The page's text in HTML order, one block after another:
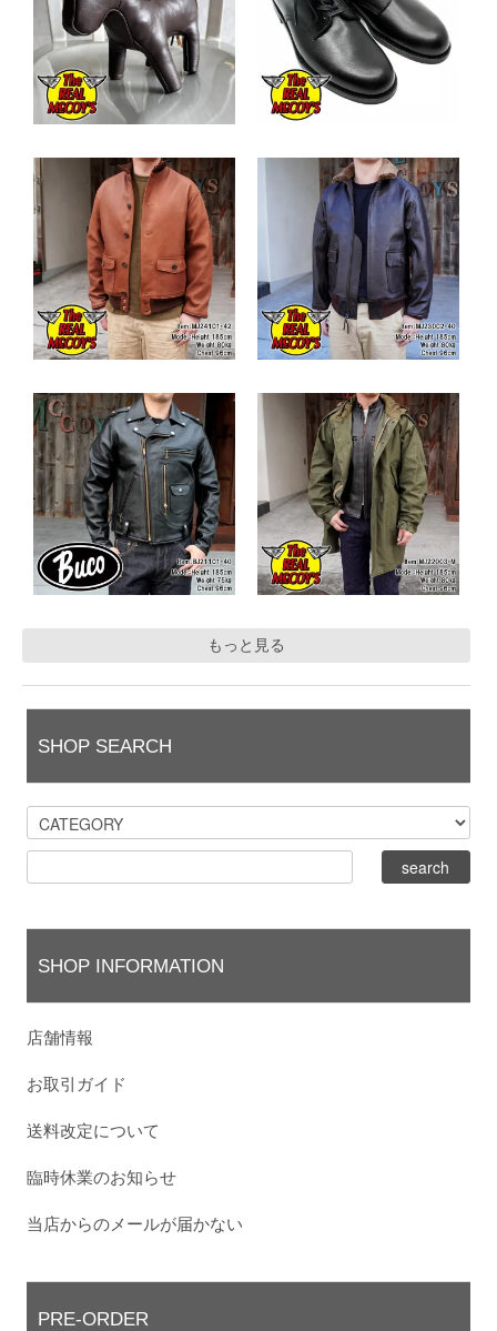
もっと見る
SHOP SEARCH
SHOP INFORMATION
店舗情報
お取引ガイド
送料改定について
臨時休業のお知らせ
当店からのメールが届かない
PRE-ORDER